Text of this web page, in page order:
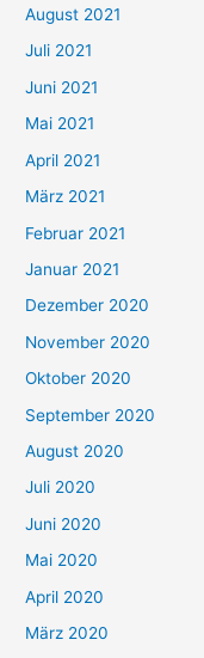
n
a
c
h
:
August 2021
Juli 2021
Juni 2021
Mai 2021
April 2021
März 2021
Februar 2021
Januar 2021
Dezember 2020
November 2020
Oktober 2020
September 2020
August 2020
Juli 2020
Juni 2020
Mai 2020
April 2020
März 2020